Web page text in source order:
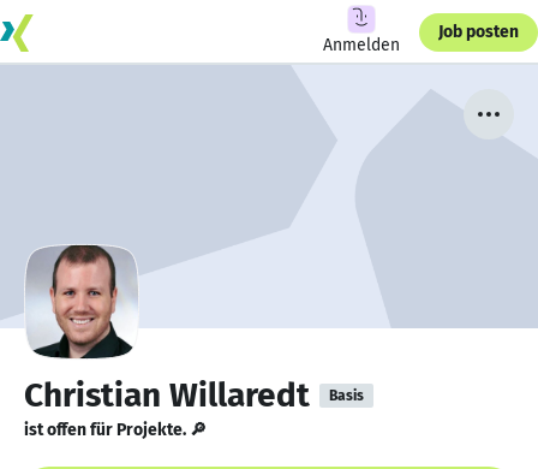
Anmelden
Job posten
Christian Willaredt Basis
ist offen für Projekte. 🔎